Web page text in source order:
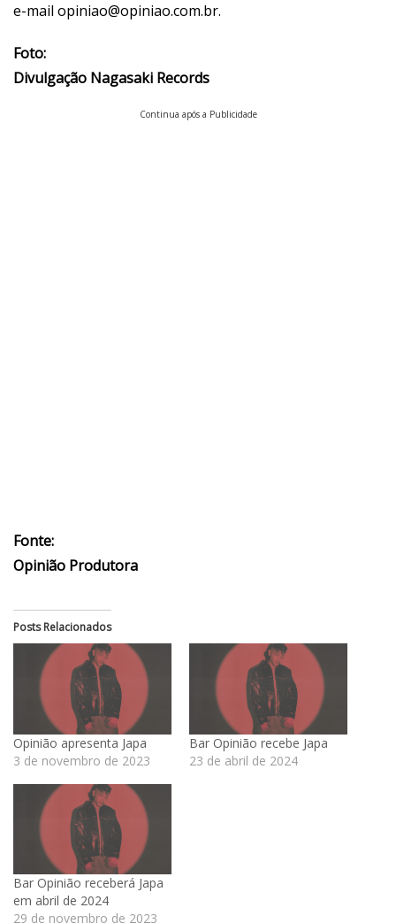
e-mail opiniao@opiniao.com.br.
Foto:
Divulgação Nagasaki Records
Continua após a Publicidade
Fonte:
Opinião Produtora
Posts Relacionados
Opinião apresenta Japa
3 de novembro de 2023
Bar Opinião recebe Japa
23 de abril de 2024
Bar Opinião receberá Japa
em abril de 2024
29 de novembro de 2023